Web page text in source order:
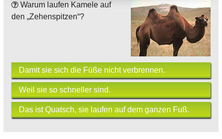
Warum laufen Kamele auf
den „Zehenspitzen“?
Damit sie sich die Füße nicht verbrennen.
Weil sie so schneller sind.
Das ist Quatsch, sie laufen auf dem ganzen Fuß.